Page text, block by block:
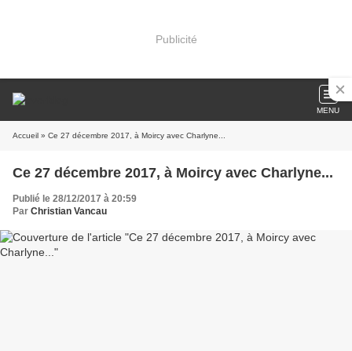
Publicité
MENU
Accueil » Ce 27 décembre 2017, à Moircy avec Charlyne...
Ce 27 décembre 2017, à Moircy avec Charlyne...
Publié le 28/12/2017 à 20:59
Par Christian Vancau